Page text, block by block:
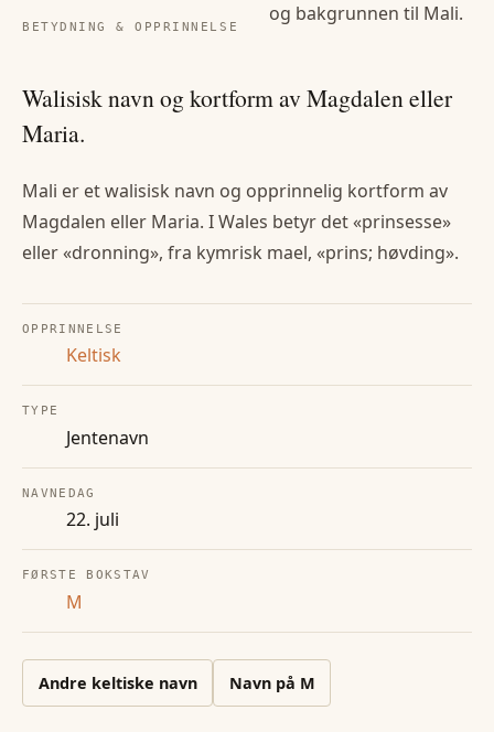
BETYDNING & OPPRINNELSE
og bakgrunnen til Mali.
Walisisk navn og kortform av Magdalen eller
Maria.
Mali er et walisisk navn og opprinnelig kortform av
Magdalen eller Maria. I Wales betyr det «prinsesse»
eller «dronning», fra kymrisk mael, «prins; høvding».
OPPRINNELSE
Keltisk
TYPE
Jentenavn
NAVNEDAG
22. juli
FØRSTE BOKSTAV
M
Andre keltiske navn Navn på M